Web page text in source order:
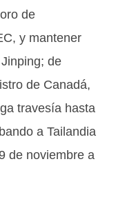
de
y mantener
de
de Canadá,
travesía hasta
a Tailandia
de noviembre a